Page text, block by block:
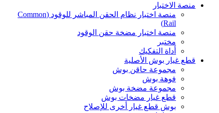
منصة الاختبار
منصة اختبار نظام الحقن المباشر للوقود (Common
Rail)
منصة اختبار مضخة حقن الوقود
مختبر
أداة التفكيك
قطع غيار بوش الأصلية
مجموعة حاقن بوش
فوهة بوش
مجموعة مضخة بوش
قطع غيار مضخات بوش
بوش قطع غيار أخرى للإصلاح